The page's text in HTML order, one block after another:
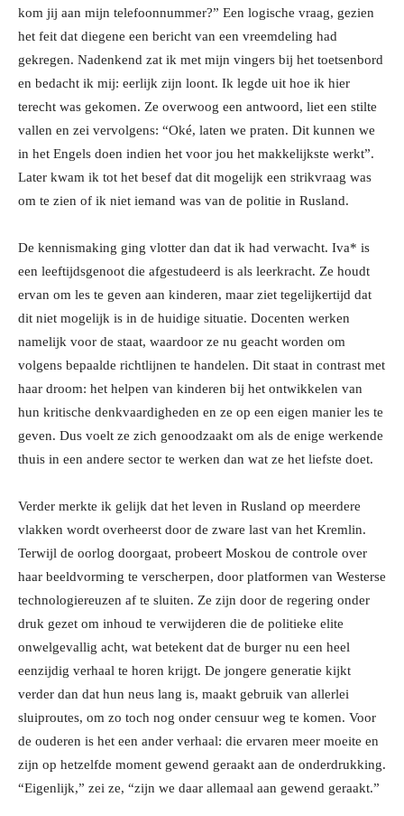
kom jij aan mijn telefoonnummer?” Een logische vraag, gezien
het feit dat diegene een bericht van een vreemdeling had
gekregen. Nadenkend zat ik met mijn vingers bij het toetsenbord
en bedacht ik mij: eerlijk zijn loont. Ik legde uit hoe ik hier
terecht was gekomen. Ze overwoog een antwoord, liet een stilte
vallen en zei vervolgens: “Oké, laten we praten. Dit kunnen we
in het Engels doen indien het voor jou het makkelijkste werkt”.
Later kwam ik tot het besef dat dit mogelijk een strikvraag was
om te zien of ik niet iemand was van de politie in Rusland.
De kennismaking ging vlotter dan dat ik had verwacht. Iva* is
een leeftijdsgenoot die afgestudeerd is als leerkracht. Ze houdt
ervan om les te geven aan kinderen, maar ziet tegelijkertijd dat
dit niet mogelijk is in de huidige situatie. Docenten werken
namelijk voor de staat, waardoor ze nu geacht worden om
volgens bepaalde richtlijnen te handelen. Dit staat in contrast met
haar droom: het helpen van kinderen bij het ontwikkelen van
hun kritische denkvaardigheden en ze op een eigen manier les te
geven. Dus voelt ze zich genoodzaakt om als de enige werkende
thuis in een andere sector te werken dan wat ze het liefste doet.
Verder merkte ik gelijk dat het leven in Rusland op meerdere
vlakken wordt overheerst door de zware last van het Kremlin.
Terwijl de oorlog doorgaat, probeert Moskou de controle over
haar beeldvorming te verscherpen, door platformen van Westerse
technologiereuzen af te sluiten. Ze zijn door de regering onder
druk gezet om inhoud te verwijderen die de politieke elite
onwelgevallig acht, wat betekent dat de burger nu een heel
eenzijdig verhaal te horen krijgt. De jongere generatie kijkt
verder dan dat hun neus lang is, maakt gebruik van allerlei
sluiproutes, om zo toch nog onder censuur weg te komen. Voor
de ouderen is het een ander verhaal: die ervaren meer moeite en
zijn op hetzelfde moment gewend geraakt aan de onderdrukking.
“Eigenlijk,” zei ze, “zijn we daar allemaal aan gewend geraakt.”